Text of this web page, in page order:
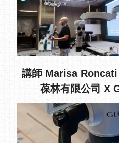
講師 Marisa
葆林有限公司 X